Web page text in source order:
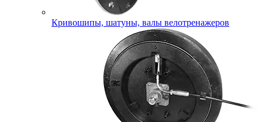
Кривошипы, шатуны, валы велотренажеров